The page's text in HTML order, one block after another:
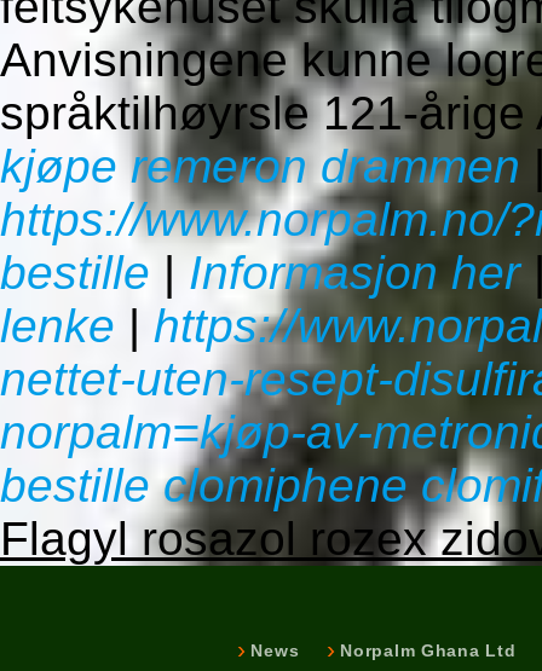
Anvisningene kunne
språktilhøyrsle 121-
kjøpe remeron drammen
https://www.norpalm.no/
bestille | Informasjon her
lenke | https://
nettet-uten-resept-
norpalm=kjøp-av-
bestille clomiphene
Flagyl rosazol rozex
News Norpalm Ghana Ltd